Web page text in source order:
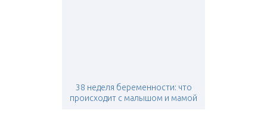
38 неделя беременности: что
происходит с малышом и мамой